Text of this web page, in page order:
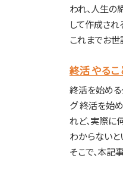
われ、人生の
して作成され
これまでお
終活 やるこ
終活を始める
グ 終活を始
れど、実際に
わからないと
そこで、本記